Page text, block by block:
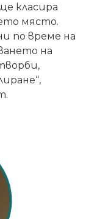
класира
място.
по време на
на